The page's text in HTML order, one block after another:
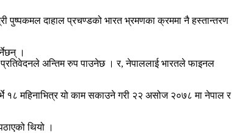
पुष्पकमल दाहाल प्रचण्डको भारत भ्रमणका क्रममा नै हस्तान्तरण
।
प्रतिवेदनले अन्तिम रुप पाउनेछ । र, नेपाललाई भारतले फाइनल
१८ महिनाभित्र यो काम सकाउने गरी २२ असोज २०७८ मा नेपाल र
थियो ।